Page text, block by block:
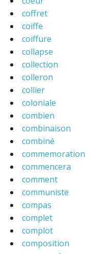
coffret
coiffe
coiffure
collapse
collection
colleron
collier
coloniale
combien
combinaison
combiné
commemoration
commencera
comment
communiste
compas
complet
complot
composition